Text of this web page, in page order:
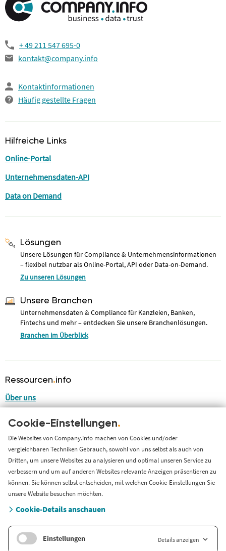
+ 49 211 547 695-0
kontakt@company.info
Kontaktinformationen
Häufig gestellte Fragen
Hilfreiche Links
Online-Portal
Unternehmensdaten-API
Data on Demand
Lösungen
Unsere Lösungen für Compliance & Unternehmensinformationen
– flexibel nutzbar als Online-Portal, API oder Data-on-Demand.
Zu unseren Lösungen
Unsere Branchen
Unternehmensdaten & Compliance für Kanzleien, Banken,
Fintechs und mehr – entdecken Sie unsere Branchenlösungen.
Branchen im Überblick
Ressourcen.info
Über uns
Blog
LinkedIn
LinkedIn Newsletter
Cases
Support
Länderversion
Company.info Nederland
Cookie-Einstellungen.
Die Websites von Company.info machen von Cookies und/oder
vergleichbaren Techniken Gebrauch, sowohl von uns selbst als auch von
Dritten, um unsere Websites zu analysieren und optimal unseren Service zu
verbessern und um auf anderen Websites relevante Anzeigen präsentieren zu
können. Sie können selbst entscheiden, mit welchen Cookie-Einstellungen Sie
unsere Website besuchen möchten.
Cookie-Details anschauen
Einstellungen Details anzeigen